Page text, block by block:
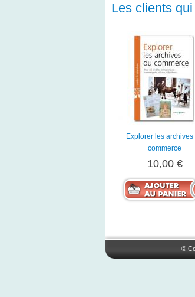
Les clients
Explorer les archives
commerce
10,00 €
©